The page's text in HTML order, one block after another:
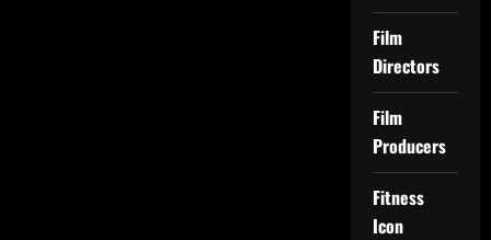
Film
Directors
Film
Producers
Fitness
Icon